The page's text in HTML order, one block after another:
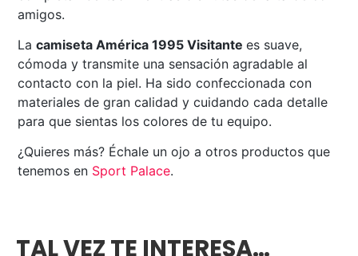
amigos.
Lacamiseta América 1995 Visitantees suave,
cómoda y transmite una sensación agradable al
contacto con la piel. Ha sido confeccionada con
materiales de gran calidad y cuidando cada detalle
para que sientas los colores de tu equipo.
¿Quieres más? Échale un ojo a otros productos que
tenemos en Sport Palace.
TAL VEZ TE INTERESA…